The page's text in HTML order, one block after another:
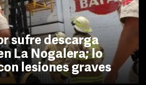
sufre descarga
La Nogalera; lo
lesiones graves